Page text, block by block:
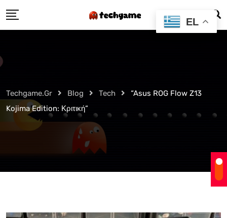
to
Techgame.gr Blog Tech
“Asus ROG Flow Z13
Kojima Edition: Κριτική”
EL